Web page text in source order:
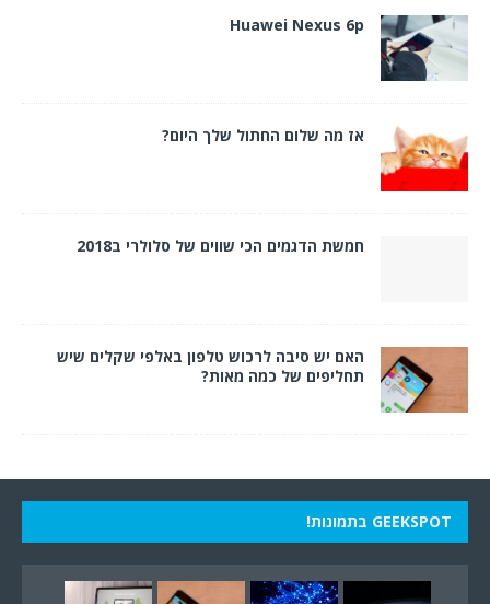
Huawei Nexus 6p
אז מה שלום החתול שלך היום?
חמשת הדגמים הכי שווים של סלולרי ב2018
האם יש סיבה לרכוש טלפון באלפי שקלים שיש
תחליפים של כמה מאות?
GEEKSPOT בתמונות!